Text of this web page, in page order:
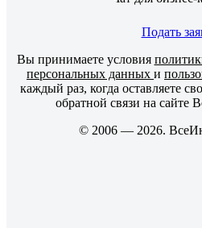
Подать
Вы принимаете условия
персональных данных и
каждый раз, когда оставляете
обратной связи на сайте
© 2006 — 2026.